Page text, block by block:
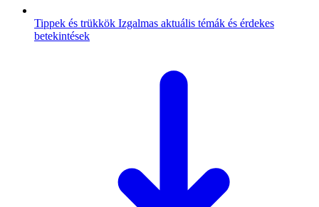
Tippek és trükkök Izgalmas aktuális témák és érdekes
betekintések